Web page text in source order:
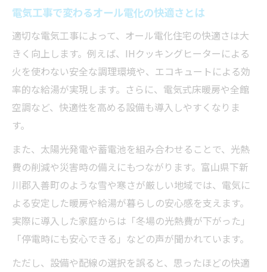
電気工事で変わるオール電化の快適さとは
適切な電気工事によって、オール電化住宅の快適さは大
きく向上します。例えば、IHクッキングヒーターによる
火を使わない安全な調理環境や、エコキュートによる効
率的な給湯が実現します。さらに、電気式床暖房や全館
空調など、快適性を高める設備も導入しやすくなりま
す。
また、太陽光発電や蓄電池を組み合わせることで、光熱
費の削減や災害時の備えにもつながります。富山県下新
川郡入善町のような雪や寒さが厳しい地域では、電気に
よる安定した暖房や給湯が暮らしの安心感を支えます。
実際に導入した家庭からは「冬場の光熱費が下がった」
「停電時にも安心できる」などの声が聞かれています。
ただし、設備や配線の選択を誤ると、思ったほどの快適